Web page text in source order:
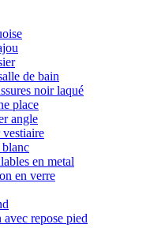
de bain
noir laqué
place
angle
en metal
en verre
repose pied